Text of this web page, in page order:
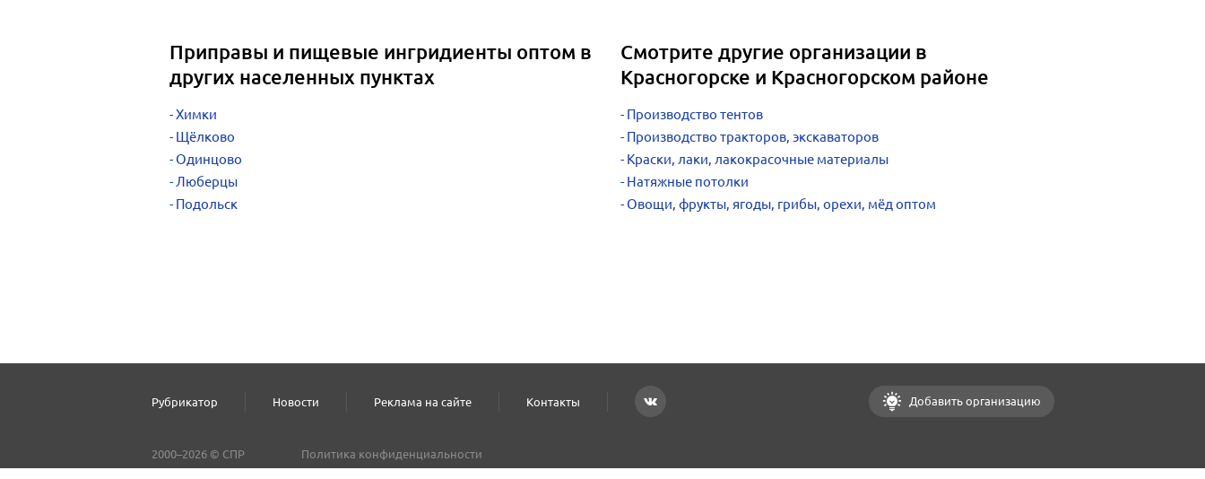
Приправы и пищевые ингридиенты оптом в
других населенных пунктах
Химки
Щёлково
Одинцово
Люберцы
Подольск
Смотрите другие организации в
Красногорске и Красногорском районе
Производство тентов
Производство тракторов, экскаваторов
Краски, лаки, лакокрасочные материалы
Натяжные потолки
Овощи, фрукты, ягоды, грибы, орехи, мёд оптом
Рубрикатор Новости Реклама на сайте Контакты Добавить организацию
2000–2026 © СПР Политика конфиденциальности